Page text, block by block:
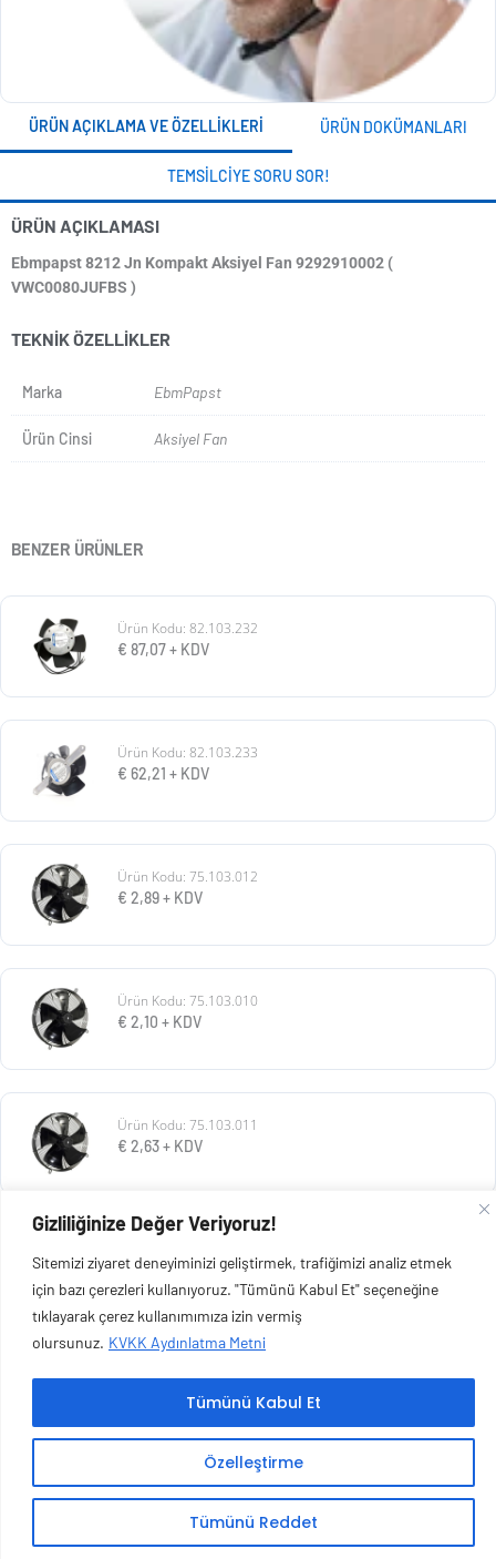
Gizliliğinize Değer Veriyoruz!
Sitemizi ziyaret deneyiminizi geliştirmek, trafiğimizi analiz etmek
için bazı çerezleri kullanıyoruz. "Tümünü Kabul Et" seçeneğine
tıklayarak çerez kullanımımıza izin vermiş
olursunuz. KVKK Aydınlatma Metni
Özelleştirme
Tümünü Reddet
Tümünü Kabul Et
ÜRÜN AÇIKLAMA VE ÖZELLIKLERI ÜRÜN DOKÜMANLARI
TEMSILCIYE SORU SOR!
ÜRÜN AÇIKLAMASI
Ebmpapst 8212 Jn Kompakt Aksiyel Fan 9292910002 (
VWC0080JUFBS )
TEKNIK ÖZELLIKLER
Marka EbmPapst
Ürün Cinsi Aksiyel Fan
BENZER ÜRÜNLER
Ürün Kodu: 82.103.232
€ 87,07+ KDV
Ürün Kodu: 82.103.233
€ 62,21 + KDV
Ürün Kodu: 75.103.012
€ 2,89+ KDV
Ürün Kodu: 75.103.010
€ 2,10 + KDV
Ürün Kodu: 75.103.011
€ 2,63+ KDV
€32,17+ KDV
Copyright © 2026 Esen Isıtma Soğutma İnşaat Ltd Şti | Tüm Hakları Saklıdır.